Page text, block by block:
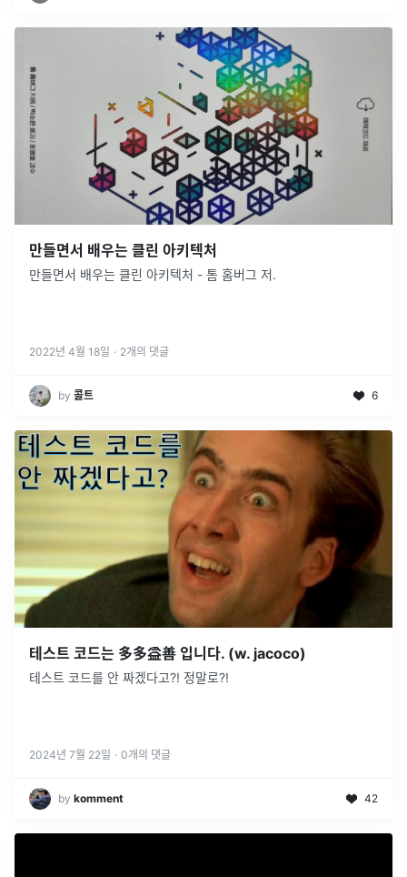
만들면서 배우는 클린 아키텍처
만들면서 배우는 클린 아키텍처 - 톰 홈버그 저.
2022년 4월 18일 · 2개의 댓글
by 콜트 6
테스트 코드는 多多益善 입니다. (w. jacoco)
테스트 코드를 안 짜겠다고?! 정말로?!
2024년 7월 22일 · 0개의 댓글
by komment 42